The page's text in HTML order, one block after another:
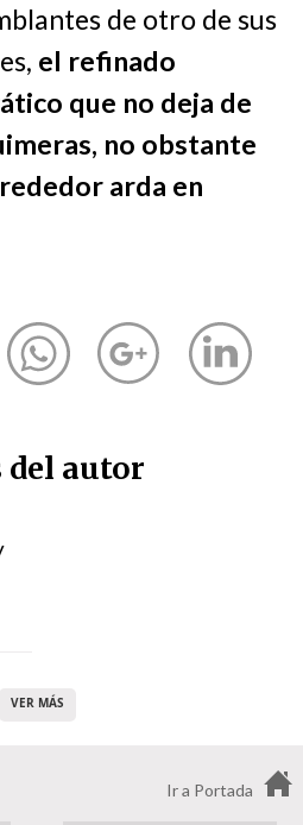
de otro de sus
el refinado
que no deja de
no obstante
arda en
del autor
VER MÁS
Ir a Portada